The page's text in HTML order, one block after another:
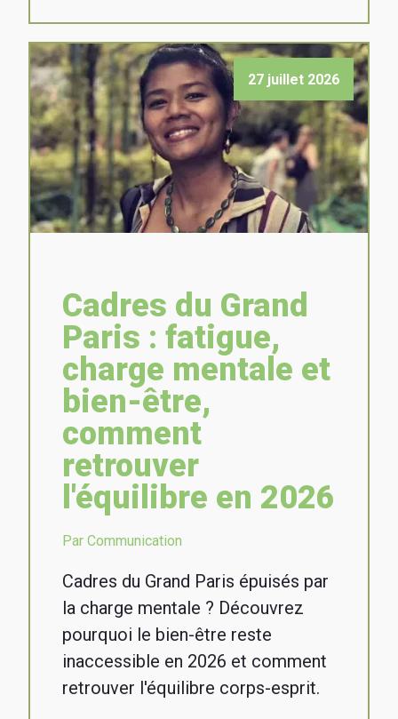
27 juillet 2026
Cadres du Grand
Paris : fatigue,
charge mentale et
bien-être,
comment
retrouver
l'équilibre en 2026
Par Communication
Cadres du Grand Paris épuisés par
la charge mentale ? Découvrez
pourquoi le bien-être reste
inaccessible en 2026 et comment
retrouver l'équilibre corps-esprit.